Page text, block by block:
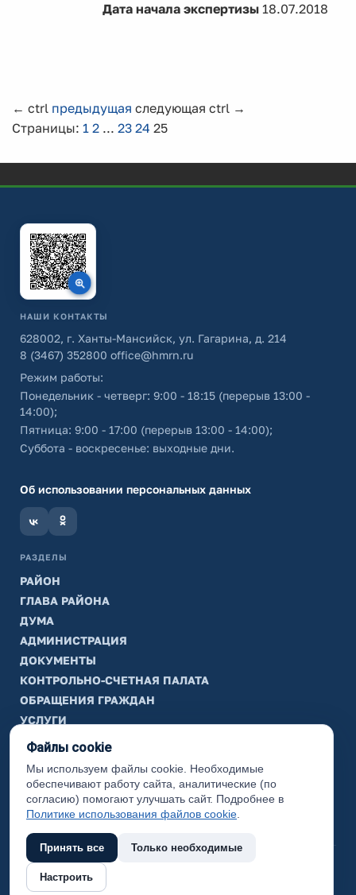
Дата начала экспертизы18.07.2018
← ctrl предыдущая следующая ctrl →
Страницы: 1 2 ... 23 24 25
НАШИ КОНТАКТЫ
628002, г. Ханты-Мансийск, ул. Гагарина, д. 214
8 (3467) 352800 office@hmrn.ru
Режим работы:
Понедельник - четверг: 9:00 - 18:15 (перерыв 13:00 -
14:00);
Пятница: 9:00 - 17:00 (перерыв 13:00 - 14:00);
Суббота - воскресенье: выходные дни.
Об использовании персональных данных
РАЗДЕЛЫ
РАЙОН
ГЛАВА РАЙОНА
ДУМА
АДМИНИСТРАЦИЯ
ДОКУМЕНТЫ
КОНТРОЛЬНО-СЧЕТНАЯ ПАЛАТА
ОБРАЩЕНИЯ ГРАЖДАН
УСЛУГИ
ТИК
ИНФОРМАЦИЯ
Законодательная карта
Карта сайта
(с) 2017 Ханты-Мансийский район, официальный сайт
администрации
Файлы cookie
Мы используем файлы cookie. Необходимые
обеспечивают работу сайта, аналитические (по
согласию) помогают улучшать сайт. Подробнее в
Политике использования файлов cookie
Принять все Только необходимые
Настроить